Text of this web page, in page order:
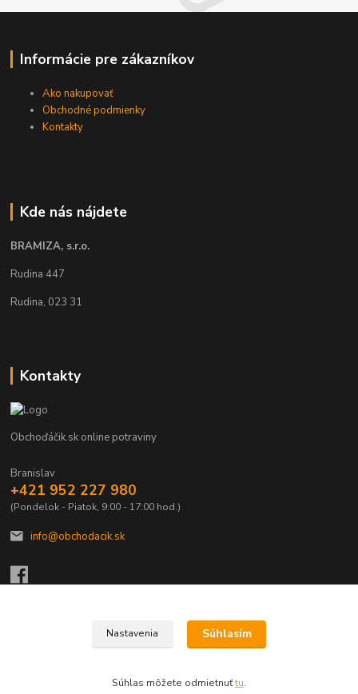
Informácie pre zákazníkov
Ako nakupovať
Obchodné podmienky
Kontakty
Kde nás nájdete
BRAMIZA, s.r.o.
Rudina 447
Rudina, 023 31
Kontakty
Obchoďáčik.sk online potraviny
Branislav
+421 952 227 980
(Pondelok - Piatok, 9:00 - 17:00 hod.)
info@obchodacik.sk
Upravit sběr cookies.
Nastavenia Súhlasím
Súhlas môžete odmietnuťtu.